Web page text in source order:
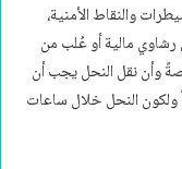
والنقاط الأمنية،
مالية أو عُلب من
وأن نقل النحل يجب أن
ولكون النحل خلال ساعات